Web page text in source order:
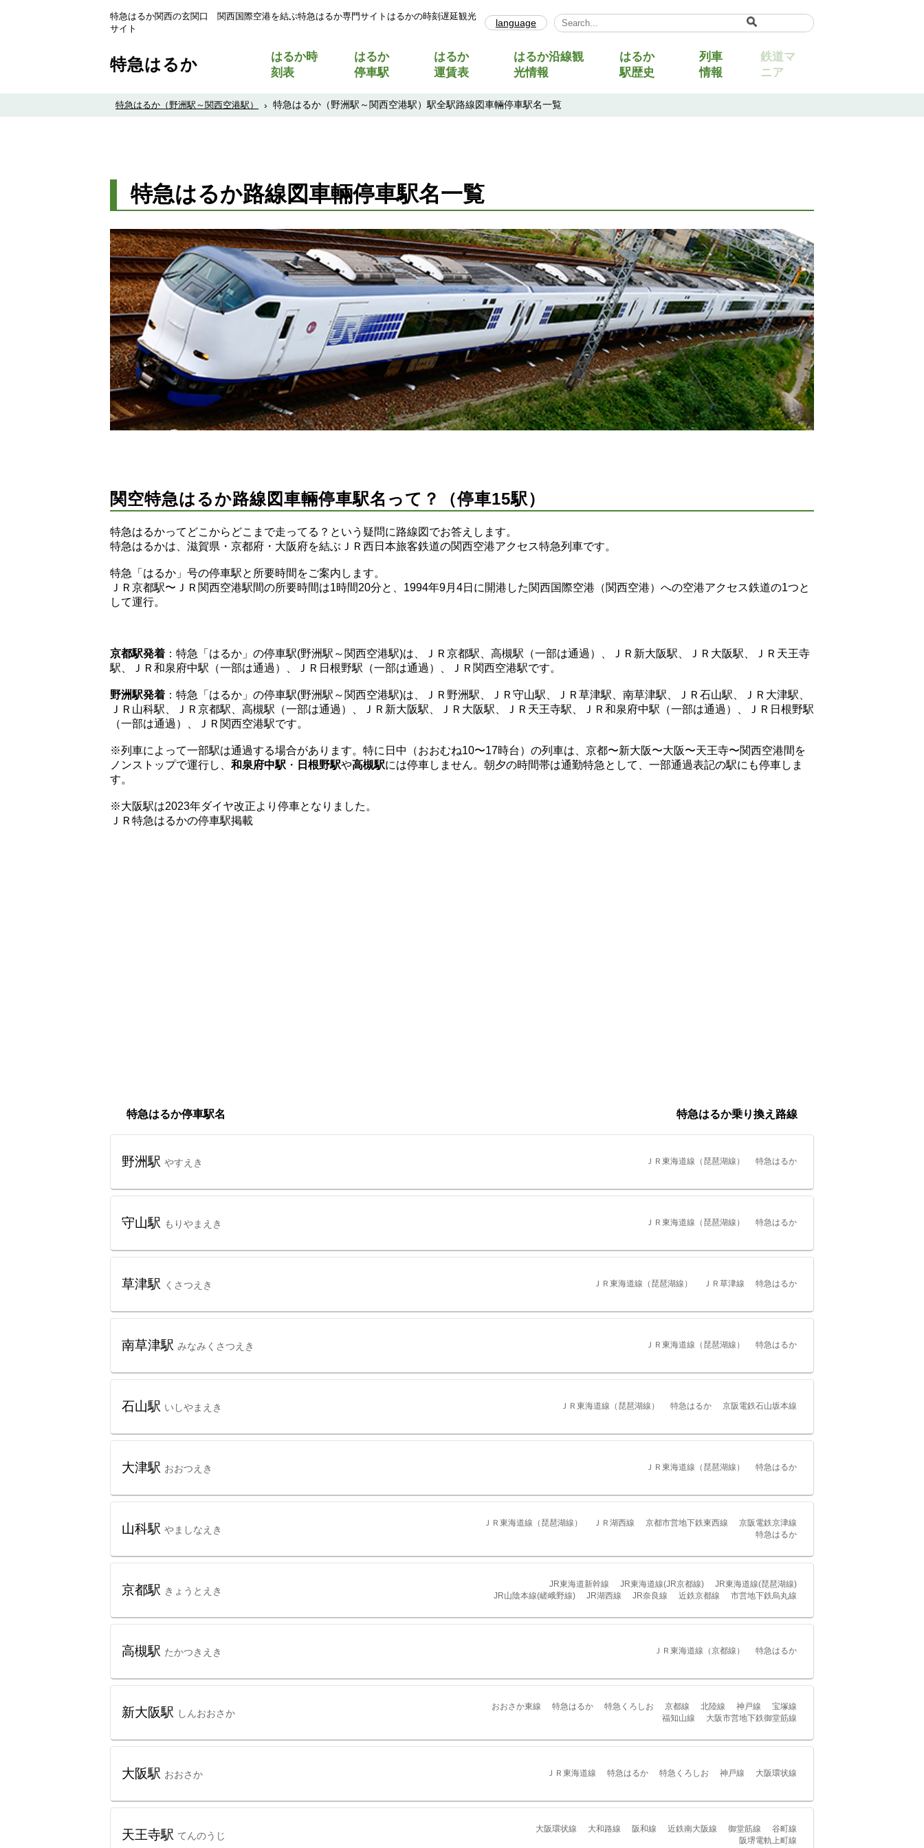
特急はるか関西の玄関口 関西国際空港を結ぶ特急はるか専門サイトはるかの時刻遅延観光
サイト
language
Select Language ▼
特急はるか
はるか時
刻表
はるか
停車駅
はるか
運賃表
はるか沿線観
光情報
はるか
駅歴史
列車
情報
鉄道マ
ニア
特急はるか（野洲駅～関西空港駅） › 特急はるか（野洲駅～関西空港駅）駅全駅路線図車輛停車駅名一覧
特急はるか路線図車輛停車駅名一覧
関空特急はるか路線図車輛停車駅名って？（停車15駅）
特急はるかってどこからどこまで走ってる？という疑問に路線図でお答えします。
特急はるかは、滋賀県・京都府・大阪府を結ぶＪＲ西日本旅客鉄道の関西空港アクセス特急列車です。
特急「はるか」号の停車駅と所要時間をご案内します。
ＪＲ京都駅〜ＪＲ関西空港駅間の所要時間は1時間20分と、1994年9月4日に開港した関西国際空港（関西空港）への空港アクセス鉄道の1つと
して運行。
京都駅発着 ：特急「はるか」の停車駅(野洲駅～関西空港駅)は、ＪＲ京都駅、高槻駅（一部は通過）、ＪＲ新大阪駅、ＪＲ大阪駅、ＪＲ天王寺
駅、ＪＲ和泉府中駅（一部は通過）、ＪＲ日根野駅（一部は通過）、ＪＲ関西空港駅です。
野洲駅発着 ：特急「はるか」の停車駅(野洲駅～関西空港駅)は、ＪＲ野洲駅、ＪＲ守山駅、ＪＲ草津駅、南草津駅、ＪＲ石山駅、ＪＲ大津駅、
ＪＲ山科駅、ＪＲ京都駅、高槻駅（一部は通過）、ＪＲ新大阪駅、ＪＲ大阪駅、ＪＲ天王寺駅、ＪＲ和泉府中駅（一部は通過）、ＪＲ日根野駅
（一部は通過）、ＪＲ関西空港駅です。
※列車によって一部駅は通過する場合があります。特に日中（おおむね10〜17時台）の列車は、京都〜新大阪〜大阪〜天王寺〜関西空港間を
ノンストップで運行し、 和泉府中駅 ・ 日根野駅や高槻駅には停車しません。朝夕の時間帯は通勤特急として、一部通過表記の駅にも停車しま
す。
※大阪駅は2023年ダイヤ改正より停車となりました。
ＪＲ特急はるかの停車駅掲載
特急はるか停車駅名 特急はるか乗り換え路線
野洲駅 やすえき ＪＲ東海道線（琵琶湖線） 特急はるか
守山駅 もりやまえき ＪＲ東海道線（琵琶湖線） 特急はるか
草津駅 くさつえき ＪＲ東海道線（琵琶湖線） ＪＲ草津線 特急はるか
南草津駅 みなみくさつえき ＪＲ東海道線（琵琶湖線） 特急はるか
石山駅 いしやまえき ＪＲ東海道線（琵琶湖線） 特急はるか 京阪電鉄石山坂本線
大津駅 おおつえき ＪＲ東海道線（琵琶湖線） 特急はるか
山科駅 やましなえき
ＪＲ東海道線（琵琶湖線） ＪＲ湖西線 京都市営地下鉄東西線
京阪電鉄京津線
特急はるか
京都駅 きょうとえき
JR東海道新幹線 JR東海道線(JR京都線)
JR東海道線(琵琶湖線)
JR山陰本線(嵯峨野線)
JR湖西線 JR奈良線 近鉄京都線 市営地下鉄烏丸線
高槻駅 たかつきえき ＪＲ東海道線（京都線） 特急はるか
新大阪駅 しんおおさか
おおさか東線 特急はるか 特急くろしお 京都線 北陸線 神戸線
宝塚線
福知山線
大阪市営地下鉄御堂筋線
大阪駅 おおさか ＪＲ東海道線 特急はるか 特急くろしお 神戸線 大阪環状線
天王寺駅 てんのうじ
大阪環状線 大和路線 阪和線 近鉄南大阪線 御堂筋線
谷町線
阪堺電軌上町線